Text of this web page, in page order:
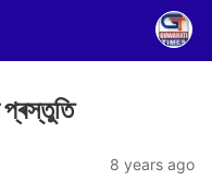
প্ৰস্তুতি
8 years ago